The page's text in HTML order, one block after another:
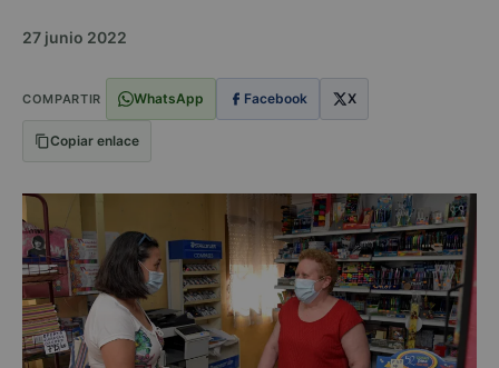
27 junio 2022
COMPARTIR WhatsApp Facebook X
Copiar enlace